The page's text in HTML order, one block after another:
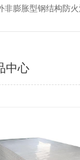
非膨胀型钢结构防
中心